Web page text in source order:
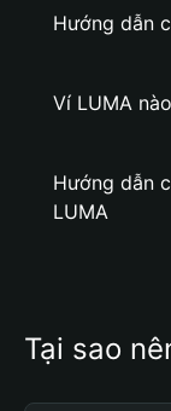
Hướng dẫn
Ví LUMA
Hướng dẫn
LUMA
Tại sao